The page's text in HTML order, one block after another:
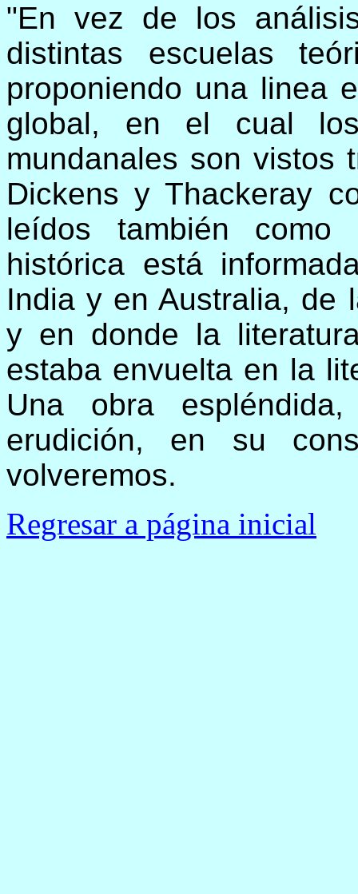
"En vez de los
distintas escuelas
proponiendo una linea
global, en el cual
mundanales son vistos
Dickens y Thackeray
leídos también como
histórica está
India y en Australia, de
y en donde la
estaba envuelta en la
Una obra
erudición, en su
volveremos.
Regresar a página inicial